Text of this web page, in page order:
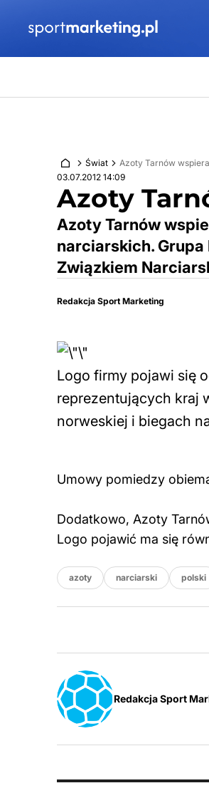
Świat
Azoty Tarnów
03.07.2012 14:09
Azoty
Azoty Tarnów
narciarskich. Grupa
Związkiem
Redakcja Sport Marketing
Logo firmy pojawi się
reprezentujących kraj
norweskiej i biegach
Umowy pomiedzy
Dodatkowo, Azoty
Logo pojawić ma się
azoty narciarski polski
Redakcja Sport